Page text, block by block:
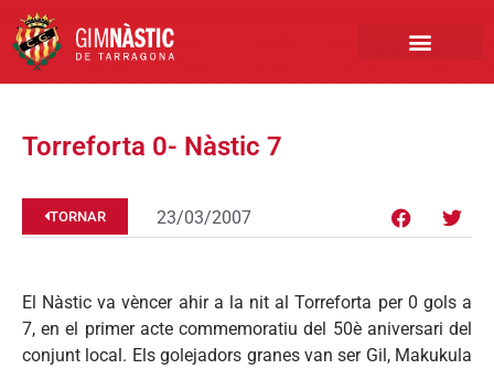
Torreforta 0- Nàstic 7
TORNAR 23/03/2007
El Nàstic va vèncer ahir a la nit al Torreforta per 0 gols a
7, en el primer acte commemoratiu del 50è aniversari del
conjunt local. Els golejadors granes van ser Gil, Makukula